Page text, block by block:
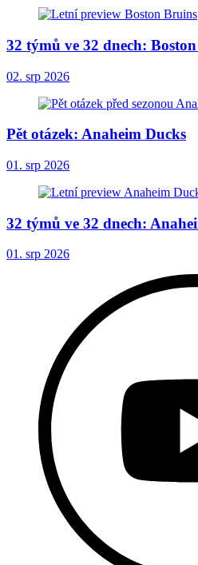
32 týmů ve 32 dnech:
02. srp 2026
Pět otázek: Anaheim Ducks
01. srp 2026
32 týmů ve 32 dnech:
01. srp 2026